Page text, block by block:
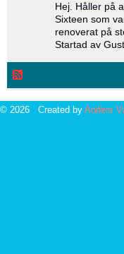
Hej. Håller på
Sixteen som
renoverat på
Startad av
© 2026 Created by Anders